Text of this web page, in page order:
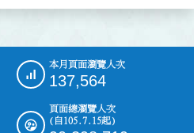
本月頁面瀏覽人次
137,564
頁面總瀏覽人次
(自105.7.15起)